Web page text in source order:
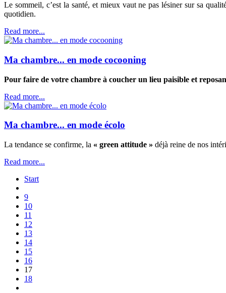
Le sommeil, c’est la santé, et mieux vaut ne pas lésiner sur sa
quotidien.
Read more...
Ma chambre... en mode cocooning
Pour faire de votre chambre à coucher un lieu paisible et
Read more...
Ma chambre... en mode écolo
La tendance se confirme, la « green attitude » déjà reine de nos
Read more...
Start
9
10
11
12
13
14
15
16
17
18